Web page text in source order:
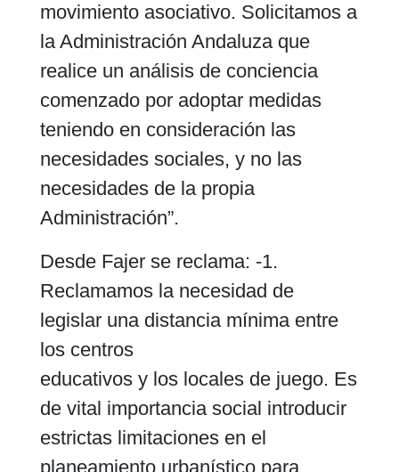
movimiento asociativo. Solicitamos a
la Administración Andaluza que
realice un análisis de conciencia
comenzado por adoptar medidas
teniendo en consideración las
necesidades sociales, y no las
necesidades de la propia
Administración”.
Desde Fajer se reclama: -1.
Reclamamos la necesidad de
legislar una distancia mínima entre
los centros
educativos y los locales de juego. Es
de vital importancia social introducir
estrictas limitaciones en el
planeamiento urbanístico para